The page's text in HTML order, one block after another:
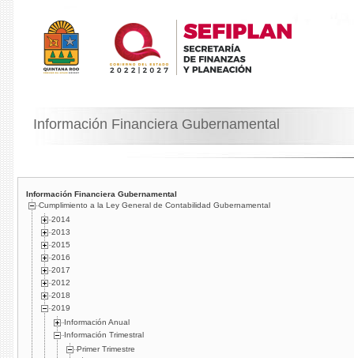
Información Financiera Gubernamental
Información Financiera Gubernamental
Cumplimiento a la Ley General de Contabilidad Gubernamental
2014
2013
2015
2016
2017
2012
2018
2019
Información Anual
Información Trimestral
Primer Trimestre